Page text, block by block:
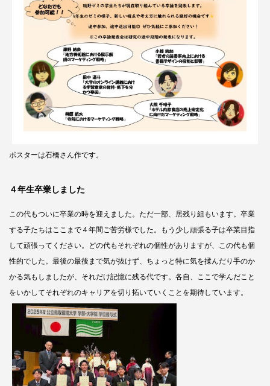
ポスターは石橋さん作です。
４年生卒業しました
この代もついに卒業の時を迎えました。ただ一部、居残り組もいます。卒業
する子たちはここまで４年間ご苦労様でした。もう少し頑張る子は卒業目指
して頑張ってください。どの代もそれぞれの個性がありますが、この代も個
性的でした。 最後の最後まで気が抜けず、 ちょっと特に気を揉んだり手のか
かる気もしましたが、それだけ記憶に残る代です。各自、ここで学んだこと
をいかしてそれぞれのキャリアを切り拓いていくことを期待しています。